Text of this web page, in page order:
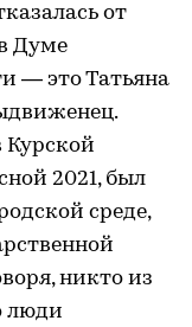
от
Думе
— это Татьяна
Курской
2021, был
среде,
никто из
люди